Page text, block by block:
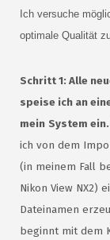
Ich versuche
optimale Qualität
Schritt 1: Alle
speise ich an
mein System ein.
ich von dem
(in meinem Fall
Nikon View NX2)
Dateinamen
beginnt mit dem